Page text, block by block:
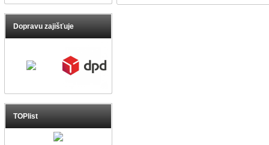
Dopravu zajišťuje
TOPlist